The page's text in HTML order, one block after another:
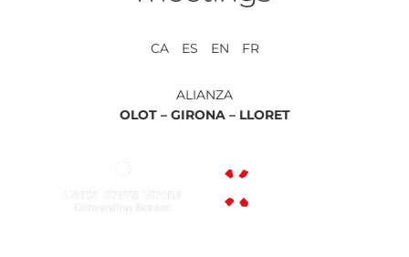
CA ES EN FR
ALIANZA
OLOT – GIRONA – LLORET